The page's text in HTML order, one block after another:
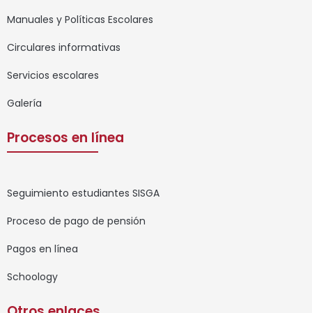
Manuales y Políticas Escolares
Circulares informativas
Servicios escolares
Galería
Procesos en línea
Seguimiento estudiantes SISGA
Proceso de pago de pensión
Pagos en línea
Schoology